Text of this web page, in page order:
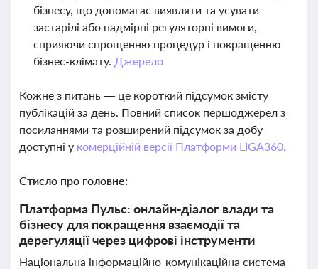
бізнесу, що допомагає виявляти та усувати
застарілі або надмірні регуляторні вимоги,
сприяючи спрощенню процедур і покращенню
бізнес-клімату. Джерело
Кожне з питань — це короткий підсумок змісту
публікацій за день. Повний список першоджерел з
посиланнями та розширений підсумок за добу
доступні у комерційній версії Платформи LIGA360.
Стисло про головне:
Платформа Пульс: онлайн-діалог влади та
бізнесу для покращення взаємодії та
дерегуляції через цифрові інструменти
Національна інформаційно-комунікаційна система